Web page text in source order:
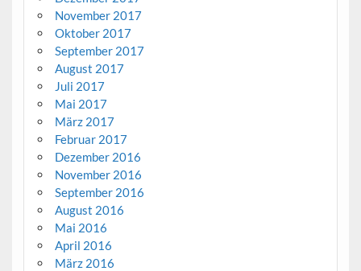
November 2017
Oktober 2017
September 2017
August 2017
Juli 2017
Mai 2017
März 2017
Februar 2017
Dezember 2016
November 2016
September 2016
August 2016
Mai 2016
April 2016
März 2016